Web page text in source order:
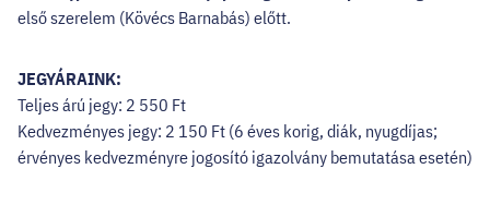
első szerelem (Kövécs Barnabás) előtt.
JEGYÁRAINK:
Teljes árú jegy: 2 550 Ft
Kedvezményes jegy: 2 150 Ft (6 éves korig, diák, nyugdíjas;
érvényes kedvezményre jogosító igazolvány bemutatása esetén)